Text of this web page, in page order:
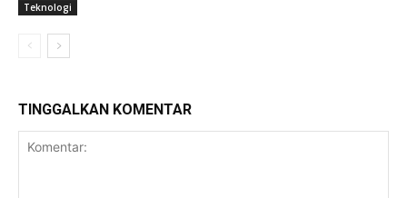
Teknologi
TINGGALKAN KOMENTAR